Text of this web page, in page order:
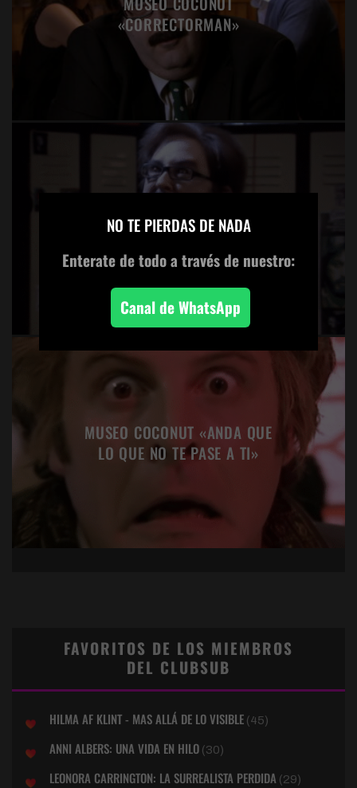
«CORRECTORMAN»
MUSEO COCONUT «EL
POLÍGRAFO»
MUSEO COCONUT «ANDA QUE
LO QUE NO TE PASE A TI»
FAVORITOS DE LOS MIEMBROS
DEL CLUBSUB
HILMA AF KLINT - MAS ALLÁ DE LO VISIBLE (45)
ANNI ALBERS: UNA VIDA EN HILO (30)
LEONORA CARRINGTON: LA SURREALISTA PERDIDA (29)
NO TE PIERDAS DE NADA
Enterate de todoa través de nuestro:
Canal de WhatsApp